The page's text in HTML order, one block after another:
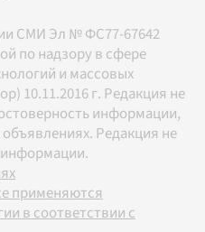
СМИ Эл № ФС77-67642
по надзору в сфере
и массовых
10.11.2016 г. Редакция не
информации,
Редакция не
применяются
в соответствии с